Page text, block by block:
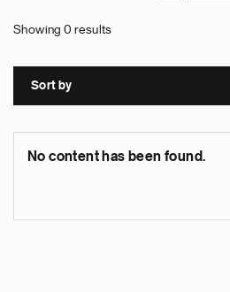
Showing 0 results
Sort by
No content has been found.